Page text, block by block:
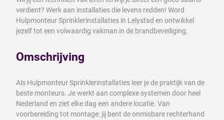
verdient? Werk aan installaties die levens redden! Word
Hulpmonteur Sprinklerinstallaties in Lelystad en ontwikkel
jezelf tot een volwaardig vakman in de brandbeveiliging.
Omschrijving
Als Hulpmonteur Sprinklerinstallaties leer je de praktijk van de
beste monteurs. Je werkt aan complexe systemen door heel
Nederland en ziet elke dag een andere locatie. Van
voorbereiding tot montage: jij bent de onmisbare rechterhand